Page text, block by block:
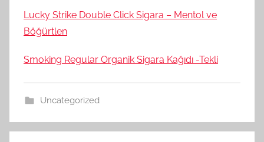
Lucky Strike Double Click Sigara – Mentol ve
Böğürtlen
Smoking Regular Organik Sigara Kağıdı -Tekli
Uncategorized